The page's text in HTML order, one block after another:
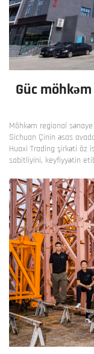
Güc
Möhkəm regional
Sichuan Çinin əsas
Huaxi Trading şirkəti öz
sabitliyini, keyfiyyətin